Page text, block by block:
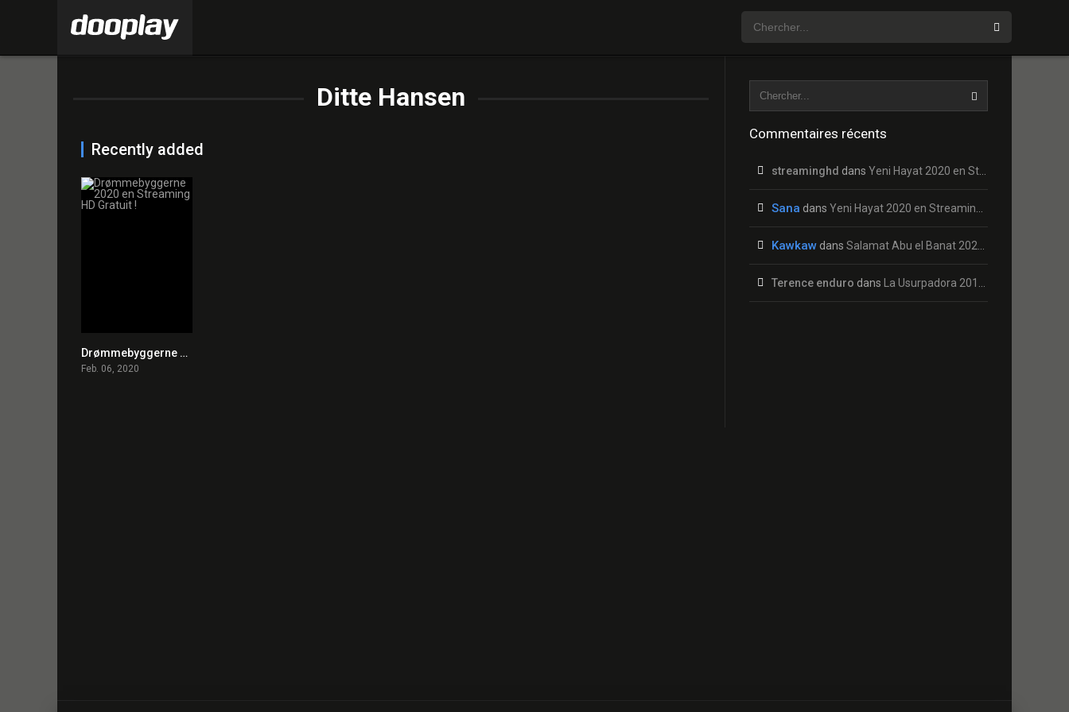
Ditte Hansen
Recently added
7.3
Drømmebyggerne 2020 en Streaming HD Gratuit !
Feb. 06, 2020
Commentaires récents
streaminghd dans Yeni Hayat 2020 en Streaming HD Gratuit !
Sana dans Yeni Hayat 2020 en Streaming HD Gratuit !
Kawkaw dans Salamat Abu el Banat 2020 en Streaming HD Gratuit !
Terence enduro dans La Usurpadora 2019 en Streaming HD Gratuit !